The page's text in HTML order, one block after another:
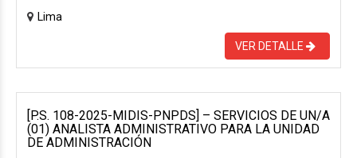
Lima
VER DETALLE
[P.S. 108-2025-MIDIS-PNPDS] – SERVICIOS DE UN/A
(01) ANALISTA ADMINISTRATIVO PARA LA UNIDAD
DE ADMINISTRACIÓN